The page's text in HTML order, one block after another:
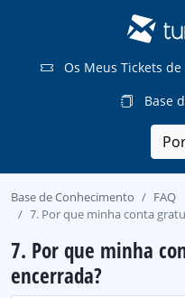
Os Meus Tickets
Base
Base de Conhecimento
FAQ
7. Por que minha conta
7. Por que minha
encerrada?